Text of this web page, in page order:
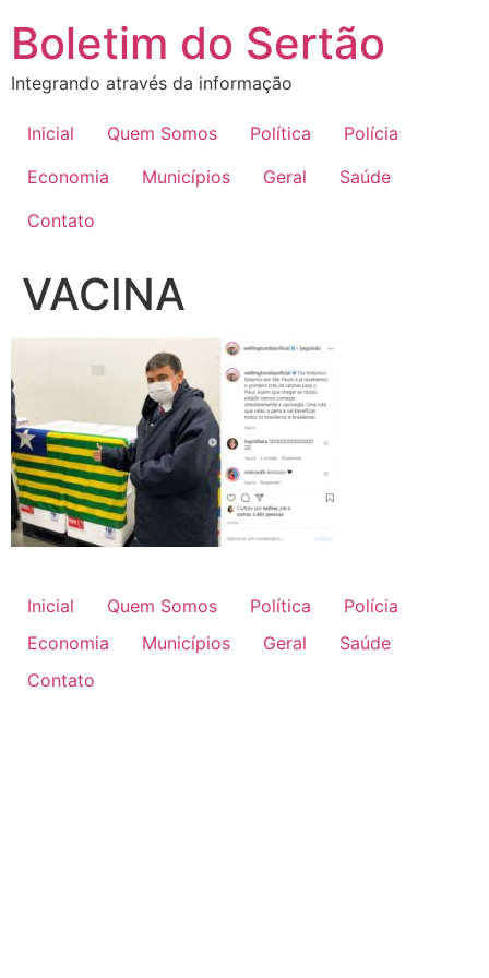
para
conteúdo
Boletim do Sertão
Integrando através da informação
Inicial Quem Somos Política
Polícia
Economia
Municípios Geral
Saúde
Contato
VACINA
Inicial Quem Somos Política
Polícia
Economia
Municípios Geral
Saúde
Contato